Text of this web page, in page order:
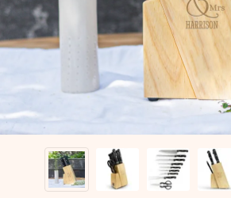
Montag - Freitag : 8:30 - 17:00 Uhr
Samstag - Sonntag : 8:30 - 13:00 Uhr